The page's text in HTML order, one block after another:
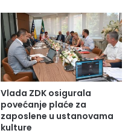
Vlada ZDK osigurala
povećanje plaće za
zaposlene u ustanovama
kulture